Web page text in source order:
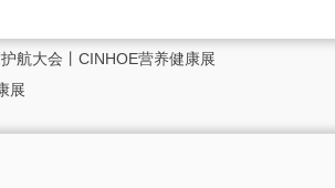
航大会丨CINHOE营养健康展
展